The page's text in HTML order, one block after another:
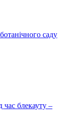
саду
час блекауту –